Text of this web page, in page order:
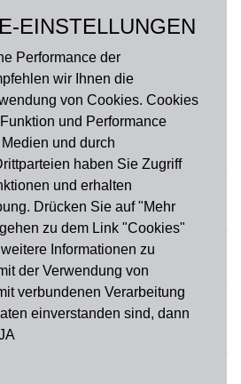
EINSTELLUNGEN
Performance der
wir Ihnen die
von Cookies. Cookies
und Performance
und durch
haben Sie Zugriff
und erhalten
Drücken Sie auf "Mehr
zu dem Link "Cookies"
Informationen zu
der Verwendung von
verbundenen Verarbeitung
einverstanden sind, dann